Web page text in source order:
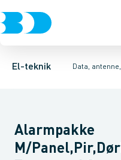
El-teknik Data,
Afbrydere, stikkontakter
Antenne og
Alarmcentral Kamera for
Alarmpakke
M/